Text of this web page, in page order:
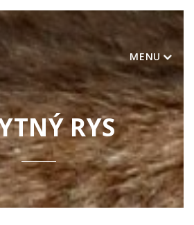
MENU
RYS